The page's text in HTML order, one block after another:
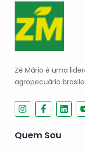
Zé Mário é uma
agropecuário
Quem Sou